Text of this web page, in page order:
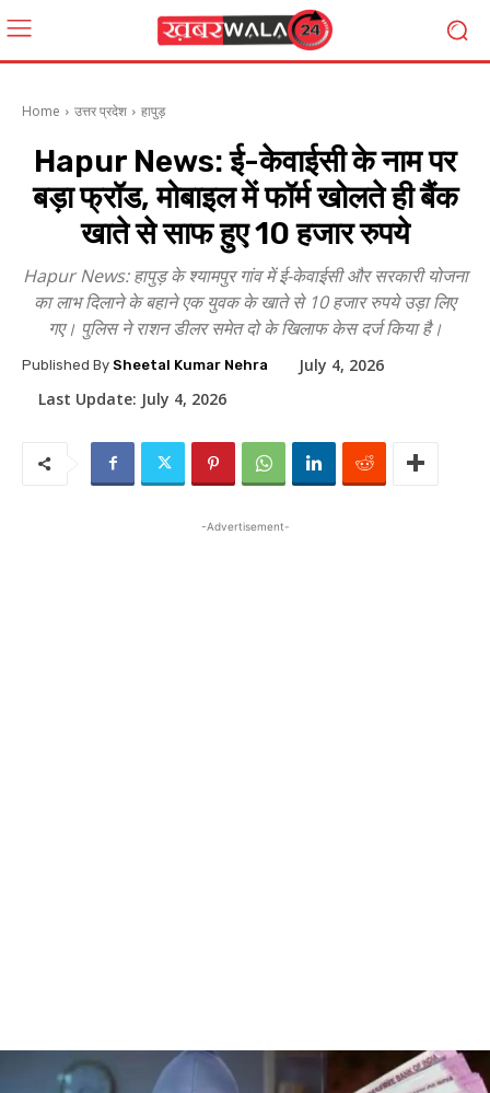
Home उत्तर प्रदेश हापुड़
Hapur News: ई-केवाईसी के नाम पर
बड़ा फ्रॉड, मोबाइल में फॉर्म खोलते ही बैंक
खाते से साफ हुए 10 हजार रुपये
Hapur News: हापुड़ के श्यामपुर गांव में ई-केवाईसी और सरकारी योजना
का लाभ दिलाने के बहाने एक युवक के खाते से 10 हजार रुपये उड़ा लिए
गए। पुलिस ने राशन डीलर समेत दो के खिलाफ केस दर्ज किया है।
Published By Sheetal Kumar Nehra
July 4, 2026
Last Update: July 4, 2026
-Advertisement-